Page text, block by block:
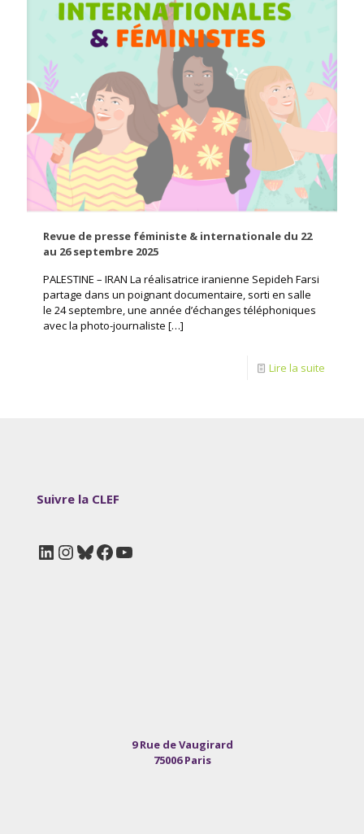
Revue de presse féministe & internationale du 22
au 26 septembre 2025
PALESTINE – IRAN La réalisatrice iranienne Sepideh Farsi
partage dans un poignant documentaire, sorti en salle
le 24 septembre, une année d’échanges téléphoniques
avec la photo-journaliste […]
Lire la suite
Suivre la CLEF
LinkedIn
Instagram
Bluesky
Facebook
YouTube
9 Rue de Vaugirard
75006 Paris